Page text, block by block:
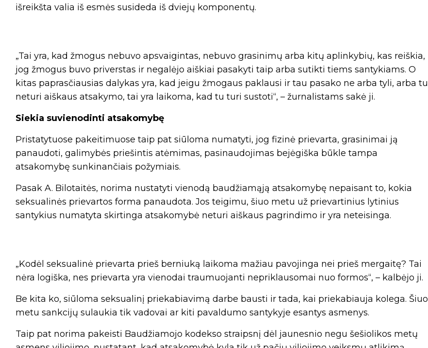
išreikšta valia iš esmės susideda iš dviejų komponentų.
„Tai yra, kad žmogus nebuvo apsvaigintas, nebuvo grasinimų arba kitų aplinkybių, kas reiškia,
jog žmogus buvo priverstas ir negalėjo aiškiai pasakyti taip arba sutikti tiems santykiams. O
kitas paprasčiausias dalykas yra, kad jeigu žmogaus paklausi ir tau pasako ne arba tyli, arba tu
neturi aiškaus atsakymo, tai yra laikoma, kad tu turi sustoti“, – žurnalistams sakė ji.
Siekia suvienodinti atsakomybę
Pristatytuose pakeitimuose taip pat siūloma numatyti, jog fizinė prievarta, grasinimai ją
panaudoti, galimybės priešintis atėmimas, pasinaudojimas bejėgiška būkle tampa
atsakomybę sunkinančiais požymiais.
Pasak A. Bilotaitės, norima nustatyti vienodą baudžiamąją atsakomybę nepaisant to, kokia
seksualinės prievartos forma panaudota. Jos teigimu, šiuo metu už prievartinius lytinius
santykius numatyta skirtinga atsakomybė neturi aiškaus pagrindimo ir yra neteisinga.
„Kodėl seksualinė prievarta prieš berniuką laikoma mažiau pavojinga nei prieš mergaitę? Tai
nėra logiška, nes prievarta yra vienodai traumuojanti nepriklausomai nuo formos“, – kalbėjo ji.
Be kita ko, siūloma seksualinį priekabiavimą darbe bausti ir tada, kai priekabiauja kolega. Šiuo
metu sankcijų sulaukia tik vadovai ar kiti pavaldumo santykyje esantys asmenys.
Taip pat norima pakeisti Baudžiamojo kodekso straipsnį dėl jaunesnio negu šešiolikos metų